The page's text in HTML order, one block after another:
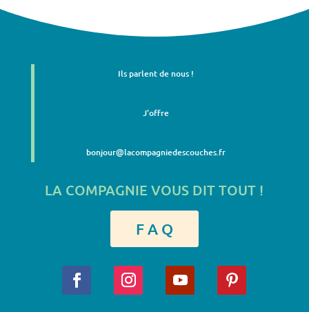
Ils parlent de nous !
J'offre
bonjour@lacompagniedescouches.fr
LA COMPAGNIE VOUS DIT TOUT !
F A Q